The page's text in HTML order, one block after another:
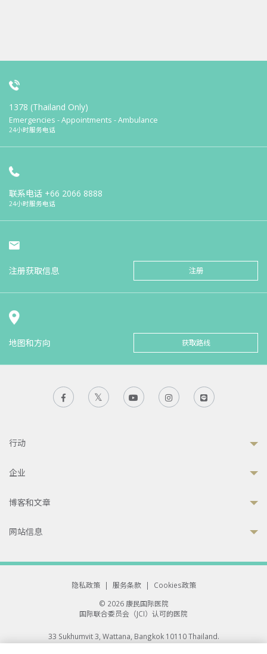
1378 (Thailand Only)
Emergencies - Appointments - Ambulance
24小时服务电话
联系电话 +66 2066 8888
24小时服务电话
注册获取信息 注册
地图和方向 获取路线
行动
企业
博客和文章
网站信息
隐私政策 | 服务条款 |
Cookies政策
© 2026 康民国际医院
国际联合委员会（JCI）认可的医院
33 Sukhumvit 3, Wattana, Bangkok 10110 Thailand.
All rights reserved.